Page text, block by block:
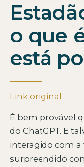
o que
está
Link original
É bem provável
do ChatGPT. E
interagido com a
surpreendido